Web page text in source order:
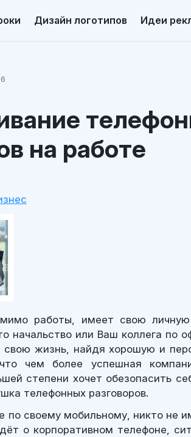
Дизайн логотипов Идеи
на работе
работы, имеет свою
начальство или Ваш коллега по
жизнь, найдя хорошую и
чем более успешная
степени хочет обезопасить
телефонных разговоров.
по своему мобильному, никто не
о корпоративном телефоне,